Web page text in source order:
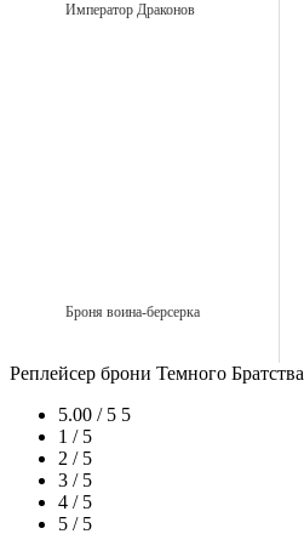
Император Драконов
Броня воина-берсерка
Реплейсер брони Темного Братства
5.00 / 5 5
1 / 5
2 / 5
3 / 5
4 / 5
5 / 5